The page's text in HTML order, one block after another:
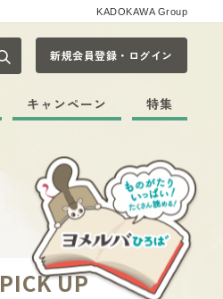
KADOKAWA Group
記事や本をキーワードから探す
新規会員登録・ログイン
キャンペーン 特集
PICK UP